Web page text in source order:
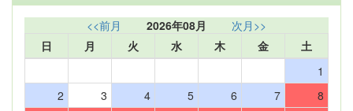
<<前月 2026年08月
次月>>
日
月 火 水 木 金
土
1
2
3 4 5 6 7
8